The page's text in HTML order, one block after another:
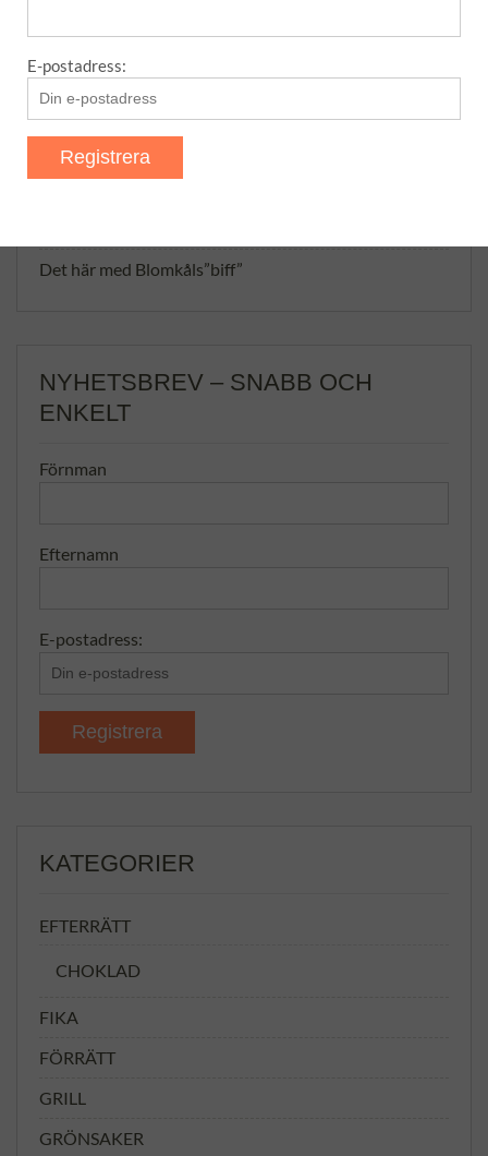
SENASTE POSTER
Amaretti – italienska mandelkakor
Matmuffins
Det här med Blomkåls”biff”
NYHETSBREV – SNABB OCH
ENKELT
Förnman
Efternamn
E-postadress:
KATEGORIER
EFTERRÄTT
CHOKLAD
FIKA
FÖRRÄTT
GRILL
GRÖNSAKER
E-postadress: